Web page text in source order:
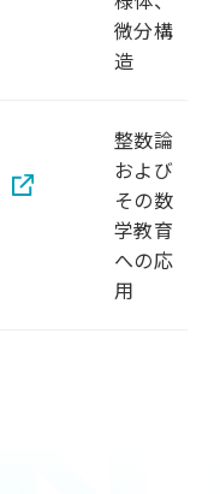
微分構
造
整数論
および
その数
学教育
への応
用